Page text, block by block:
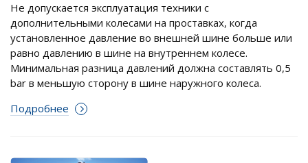
Не допускается эксплуатация техники с
дополнительными колесами на проставках, когда
установленное давление во внешней шине больше или
равно давлению в шине на внутреннем колесе.
Минимальная разница давлений должна составлять 0,5
bar в меньшую сторону в шине наружного колеса.
Подробнее